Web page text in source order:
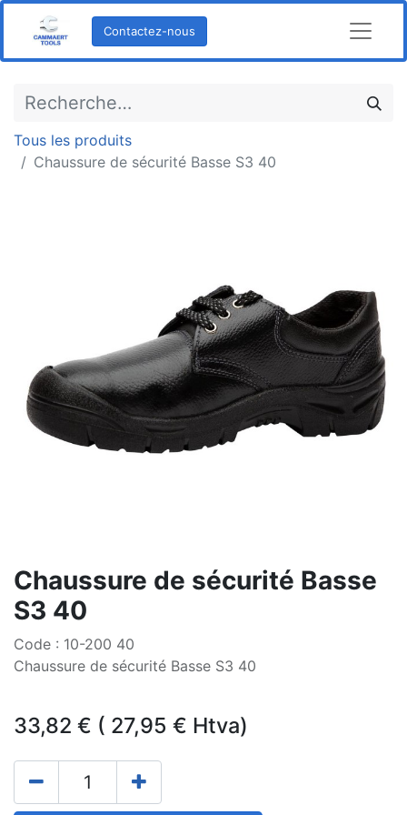
Contactez-nous
Tous les produits
Chaussure de sécurité Basse S3 40
Chaussure de sécurité Basse
S3 40
Code : 10-200 40
Chaussure de sécurité Basse S3 40
33,82 € ( 27,95 € Htva)